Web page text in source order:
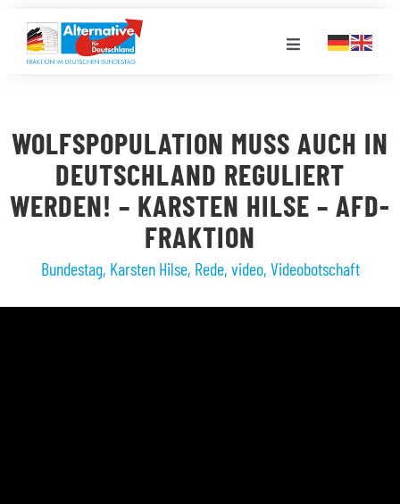
Inhalt
springen
Toggle
LANDESGRUPPEN
VERANSTALTUNGEN
PRESSE
WOLFSPOPULATION MUSS AUCH IN
DEUTSCHLAND REGULIERT
WERDEN! – KARSTEN HILSE – AFD-
FRAKTION
Bundestag, Karsten Hilse, Rede, video, Videobotschaft